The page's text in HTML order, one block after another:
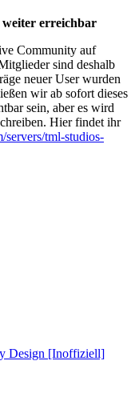
weiter erreichbar
Community auf
sind deshalb
neuer User wurden
wir ab sofort dieses
sein, aber es wird
Hier findet ihr
servers/tml-studios-
Design [Inoffiziell]